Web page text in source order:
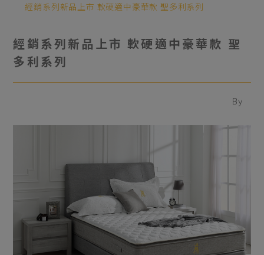
經銷系列新品上市 軟硬適中豪華款 聖多利系列
經銷系列新品上市 軟硬適中豪華款 聖
多利系列
By